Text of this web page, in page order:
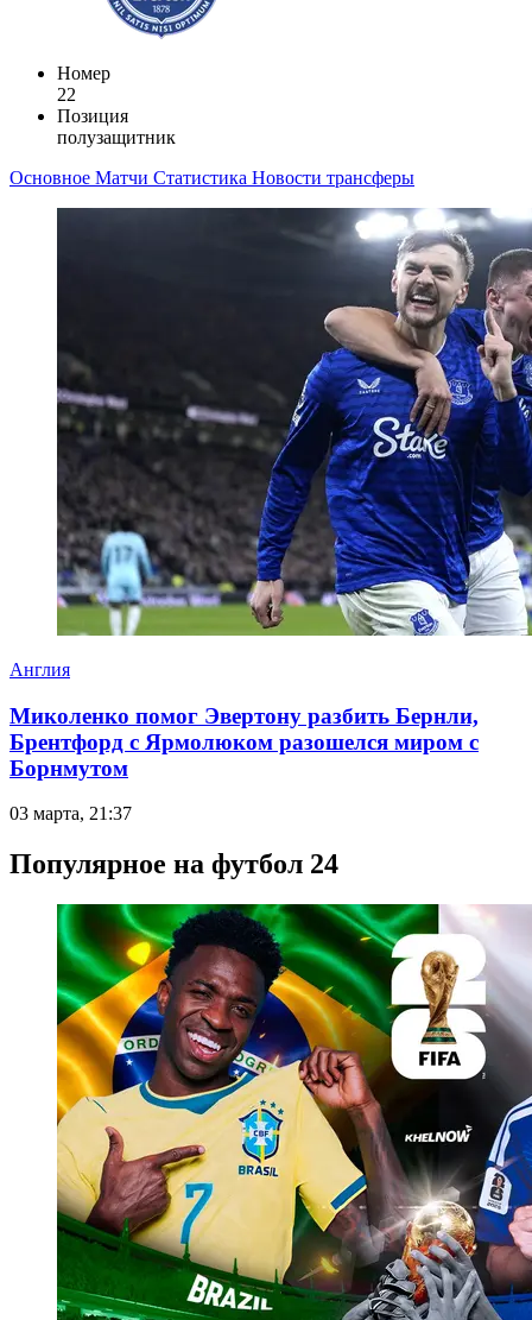
Номер
22
Позиция
полузащитник
Основное Матчи Статистика Новости трансферы
Англия
Миколенко помог Эвертону разбить Бернли,
Брентфорд с Ярмолюком разошелся миром с
Борнмутом
03 марта, 21:37
Популярное на футбол 24